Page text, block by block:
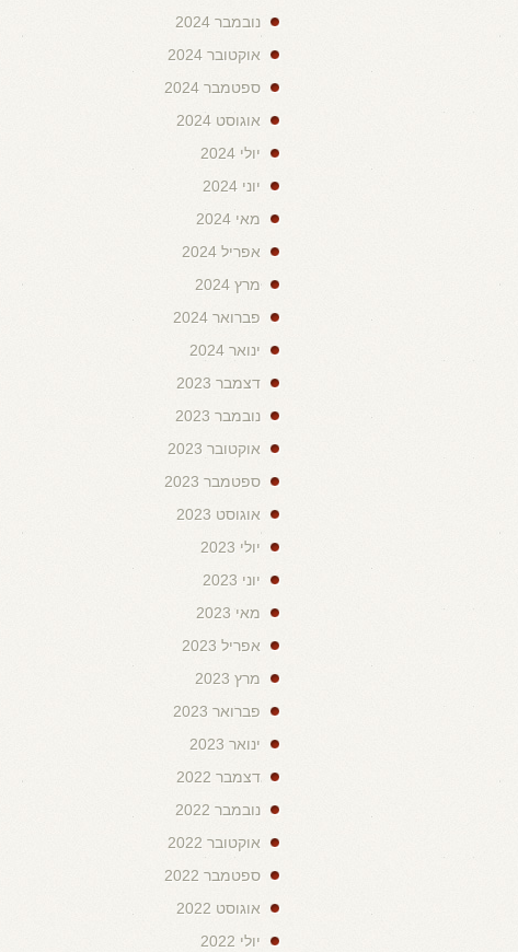
נובמבר 2024
אוקטובר 2024
ספטמבר 2024
אוגוסט 2024
יולי 2024
יוני 2024
מאי 2024
אפריל 2024
מרץ 2024
פברואר 2024
ינואר 2024
דצמבר 2023
נובמבר 2023
אוקטובר 2023
ספטמבר 2023
אוגוסט 2023
יולי 2023
יוני 2023
מאי 2023
אפריל 2023
מרץ 2023
פברואר 2023
ינואר 2023
דצמבר 2022
נובמבר 2022
אוקטובר 2022
ספטמבר 2022
אוגוסט 2022
יולי 2022